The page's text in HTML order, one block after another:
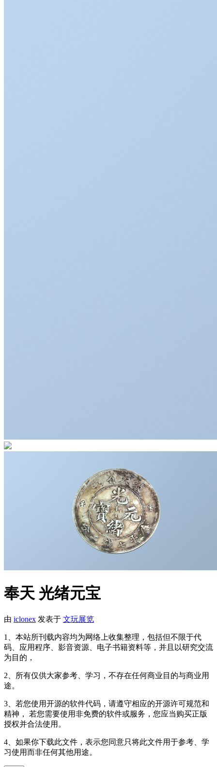
奉天 光绪元宝
由 iclonex 发表于 文玩展览
1、本站所刊载内容均为网络上收集整理，包括但不限于代
码、应用程序、影音资源、电子书籍资料等，并且以研究交流
为目的，
2、所有仅供大家参考、学习，不存在任何商业目的与商业用
途。
3、若您使用开源的软件代码，请遵守相应的开源许可规范和
精神， 若您需要使用非免费的软件或服务，您应当购买正版
授权并合法使用。
4、如果你下载此文件，表示您同意只将此文件用于参考、学
习使用而非任何其他用途。